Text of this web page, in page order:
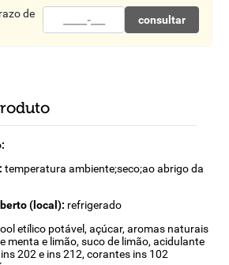
de
consultar
temperatura ambiente;seco;ao abrigo da
(local): refrigerado
etílico potável, açúcar, aromas naturais
menta e limão, suco de limão, acidulante
202 e ins 212, corantes ins 102